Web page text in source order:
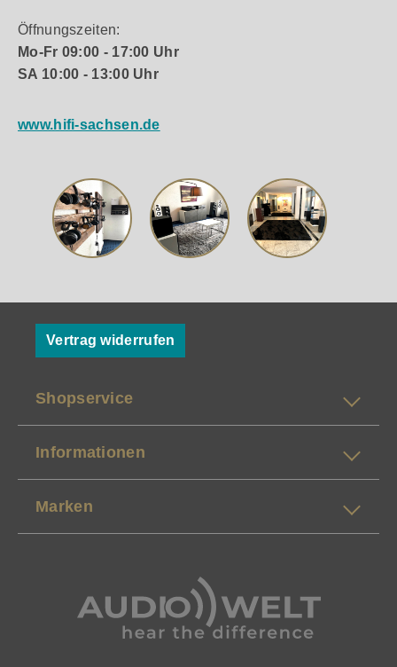
Öffnungszeiten:
Mo-Fr 09:00 - 17:00 Uhr
SA 10:00 - 13:00 Uhr
www.hifi-sachsen.de
Vertrag widerrufen
Shopservice
Informationen
Marken